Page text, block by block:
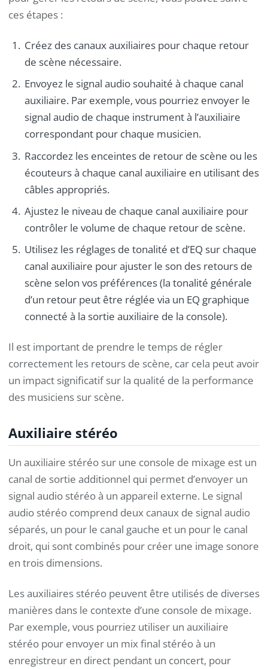
ces étapes :
Créez des canaux auxiliaires pour chaque retour
de scène nécessaire.
Envoyez le signal audio souhaité à chaque canal
auxiliaire. Par exemple, vous pourriez envoyer le
signal audio de chaque instrument à l’auxiliaire
correspondant pour chaque musicien.
Raccordez les enceintes de retour de scène ou les
écouteurs à chaque canal auxiliaire en utilisant des
câbles appropriés.
Ajustez le niveau de chaque canal auxiliaire pour
contrôler le volume de chaque retour de scène.
Utilisez les réglages de tonalité et d’EQ sur chaque
canal auxiliaire pour ajuster le son des retours de
scène selon vos préférences (la tonalité générale
d’un retour peut être réglée via un EQ graphique
connecté à la sortie auxiliaire de la console).
Il est important de prendre le temps de régler
correctement les retours de scène, car cela peut avoir
un impact significatif sur la qualité de la performance
des musiciens sur scène.
Auxiliaire stéréo
Un auxiliaire stéréo sur une console de mixage est un
canal de sortie additionnel qui permet d’envoyer un
signal audio stéréo à un appareil externe. Le signal
audio stéréo comprend deux canaux de signal audio
séparés, un pour le canal gauche et un pour le canal
droit, qui sont combinés pour créer une image sonore
en trois dimensions.
Les auxiliaires stéréo peuvent être utilisés de diverses
manières dans le contexte d’une console de mixage.
Par exemple, vous pourriez utiliser un auxiliaire
stéréo pour envoyer un mix final stéréo à un
enregistreur en direct pendant un concert, pour